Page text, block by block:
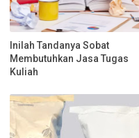
Inilah Tandanya Sobat
Membutuhkan Jasa Tugas
Kuliah